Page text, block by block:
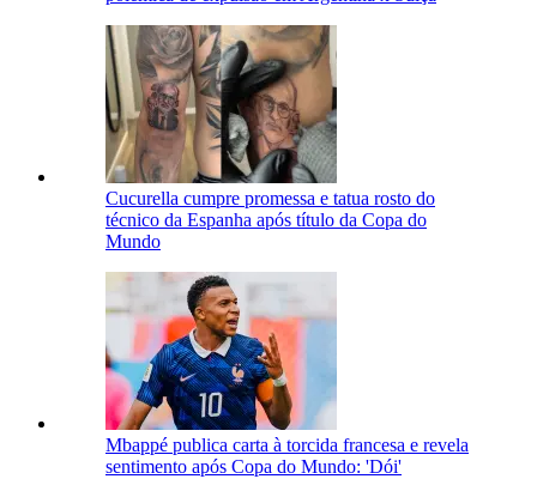
Cucurella cumpre promessa e tatua rosto do
técnico da Espanha após título da Copa do
Mundo
Mbappé publica carta à torcida francesa e revela
sentimento após Copa do Mundo: 'Dói'